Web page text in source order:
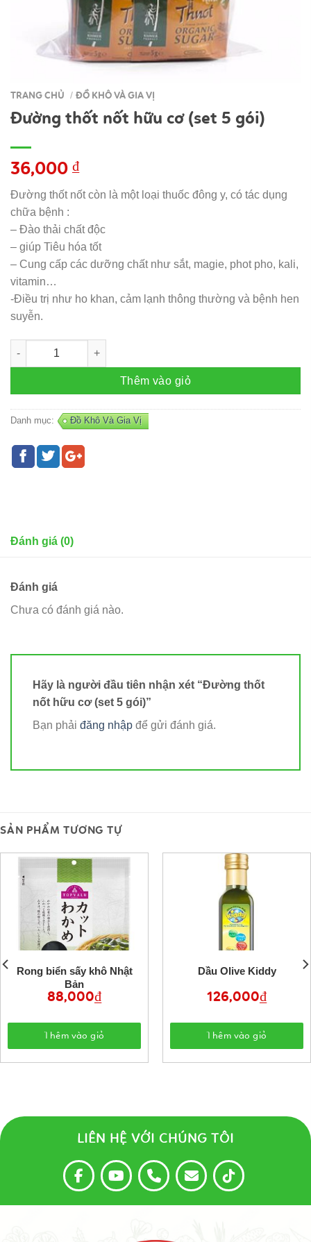
TRANG CHỦ / ĐỒ KHÔ VÀ GIA VỊ
Đường thốt nốt hữu cơ (set 5 gói)
36,000 ₫
Đường thốt nốt còn là một loại thuốc đông y, có tác dụng
chữa bệnh :
– Đào thải chất độc
– giúp Tiêu hóa tốt
– Cung cấp các dưỡng chất như sắt, magie, phot pho, kali,
vitamin…
-Điều trị như ho khan, cảm lạnh thông thường và bệnh hen
suyễn.
Đường thốt nốt hữu cơ (set 5 gói) số lượng
Thêm vào giỏ
Danh mục: Đồ Khô Và Gia Vị
Đánh giá (0)
Đánh giá
Chưa có đánh giá nào.
Hãy là người đầu tiên nhận xét “Đường thốt
nốt hữu cơ (set 5 gói)”
Bạn phải đăng nhập để gửi đánh giá.
SẢN PHẨM TƯƠNG TỰ
Rong biển sấy khô Nhật
Bản
88,000₫
Thêm vào giỏ
Dầu Olive Kiddy
126,000₫
Thêm vào giỏ
LIÊN HỆ VỚI CHÚNG TÔI